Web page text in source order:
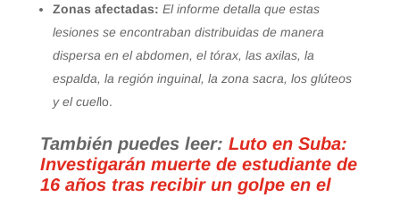
Zonas afectadas: El informe detalla que estas
lesiones se encontraban distribuidas de manera
dispersa en el abdomen, el tórax, las axilas, la
espalda, la región inguinal, la zona sacra, los glúteos
y el cuello.
También puedes leer: Luto en Suba:
Investigarán muerte de estudiante de
16 años tras recibir un golpe en el